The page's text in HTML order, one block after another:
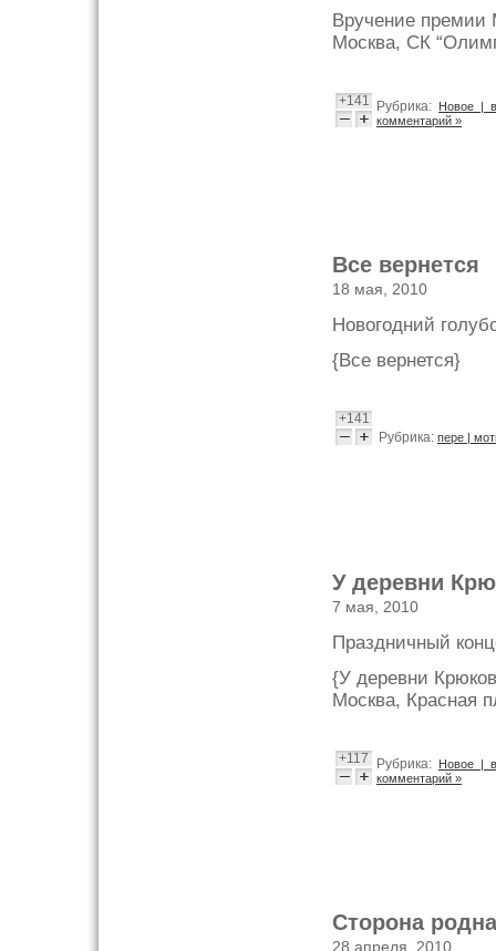
Вручение
Москва, СК
+141 Рубрика: Новое |
комментарий »
Все вернется
18 мая, 2010
Новогодний
{Все вернется}
+141
Рубрика: пере |
У деревни
7 мая, 2010
Праздничный
{У деревни
Москва, Красная
+117 Рубрика: Новое |
комментарий »
Сторона
28 апреля, 2010